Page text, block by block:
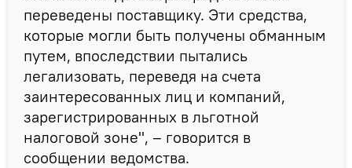
переведены поставщику. Эти средства,
которые могли быть получены обманным
путем, впоследствии пытались
легализовать, переведя на счета
заинтересованных лиц и компаний,
зарегистрированных в льготной
налоговой зоне", – говорится в
сообщении ведомства.